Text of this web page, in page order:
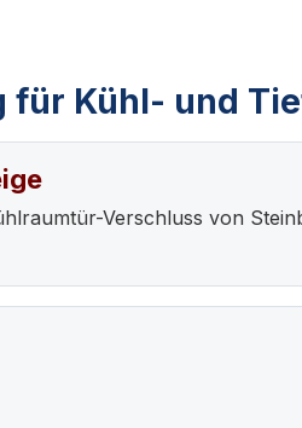
Kühl- und
Verschluss von